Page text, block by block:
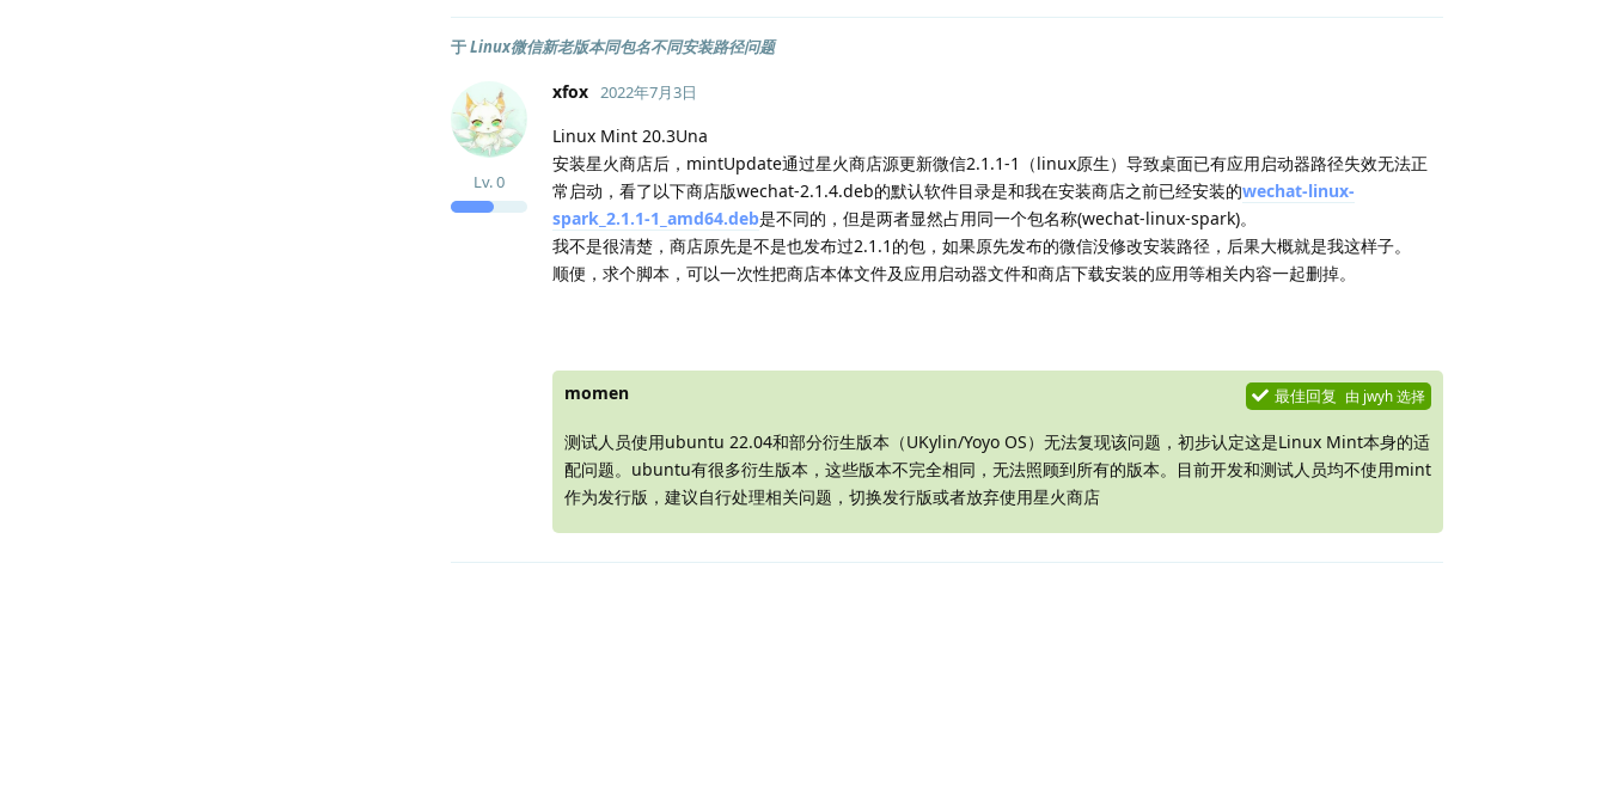
于Linux微信新老版本同包名不同安装路径问题
xfox
Lv.0
2022年7月3日
Linux Mint 20.3Una
安装星火商店后，mintUpdate通过星火商店源更新微信2.1.1-1（linux原生）导致桌面已有应用启动器路径失效无法正
常启动，看了以下商店版wechat-2.1.4.deb的默认软件目录是和我在安装商店之前已经安装的wechat-linux-
spark_2.1.1-1_amd64.deb是不同的，但是两者显然占用同一个包名称(wechat-linux-spark)。
我不是很清楚，商店原先是不是也发布过2.1.1的包，如果原先发布的微信没修改安装路径，后果大概就是我这样子。
顺便，求个脚本，可以一次性把商店本体文件及应用启动器文件和商店下载安装的应用等相关内容一起删掉。
momen 最佳回复 由 jwyh选择
测试人员使用ubuntu 22.04和部分衍生版本（UKylin/Yoyo OS）无法复现该问题，初步认定这是Linux Mint本身的适
配问题。ubuntu有很多衍生版本，这些版本不完全相同，无法照顾到所有的版本。目前开发和测试人员均不使用mint
作为发行版，建议自行处理相关问题，切换发行版或者放弃使用星火商店